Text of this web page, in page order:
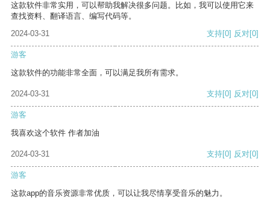
这款软件非常实用，可以帮助我解决很多问题。比如，我可以使用它来
查找资料、翻译语言、编写代码等。
2024-03-31
支持[0] 反对[0]
游客
这款软件的功能非常全面，可以满足我所有需求。
2024-03-31 支持[0] 反对[0]
游客
我喜欢这个软件 作者加油
2024-03-31 支持[0] 反对[0]
游客
这款app的音乐资源非常优质，可以让我尽情享受音乐的魅力。